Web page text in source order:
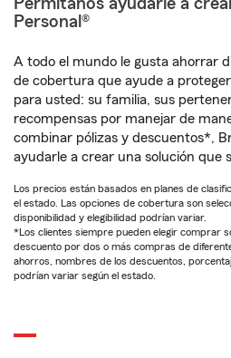
Permítanos ayudarle a
Personal®
A todo el mundo le gusta ahorrar
de cobertura que ayude a
para usted: su familia, sus
recompensas por manejar de
combinar pólizas y descuentos*,
ayudarle a crear una solución que
Los precios están basados en planes de
el estado. Las opciones de cobertura son
disponibilidad y elegibilidad podrían variar.
*Los clientes siempre pueden elegir comprar
descuento por dos o más compras de
ahorros, nombres de los descuentos,
podrían variar según el estado.